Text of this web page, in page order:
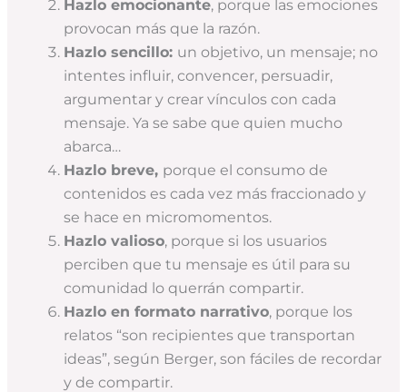
Hazlo emocionante, porque las emociones
provocan más que la razón.
Hazlo sencillo: un objetivo, un mensaje; no
intentes influir, convencer, persuadir,
argumentar y crear vínculos con cada
mensaje. Ya se sabe que quien mucho
abarca…
Hazlo breve, porque el consumo de
contenidos es cada vez más fraccionado y
se hace en micromomentos.
Hazlo valioso, porque si los usuarios
perciben que tu mensaje es útil para su
comunidad lo querrán compartir.
Hazlo en formato narrativo, porque los
relatos “son recipientes que transportan
ideas”, según Berger, son fáciles de recordar
y de compartir.